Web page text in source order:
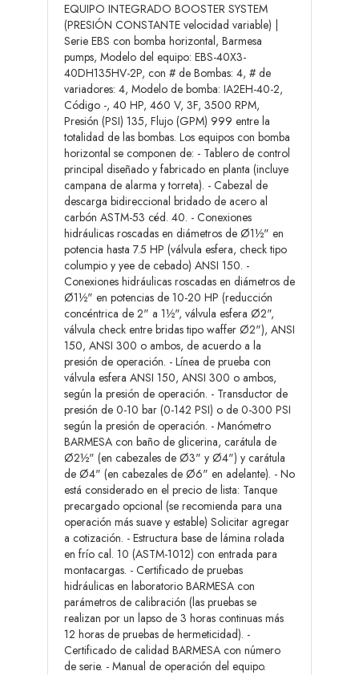
EQUIPO INTEGRADO BOOSTER SYSTEM
(PRESIÓN CONSTANTE velocidad variable) |
Serie EBS con bomba horizontal, Barmesa
pumps, Modelo del equipo: EBS-40X3-
40DH135HV-2P, con # de Bombas: 4, # de
variadores: 4, Modelo de bomba: IA2EH-40-2,
Código -, 40 HP, 460 V, 3F, 3500 RPM,
Presión (PSI) 135, Flujo (GPM) 999 entre la
totalidad de las bombas. Los equipos con bomba
horizontal se componen de: - Tablero de control
principal diseñado y fabricado en planta (incluye
campana de alarma y torreta). - Cabezal de
descarga bidireccional bridado de acero al
carbón ASTM-53 céd. 40. - Conexiones
hidráulicas roscadas en diámetros de Ø1½" en
potencia hasta 7.5 HP (válvula esfera, check tipo
columpio y yee de cebado) ANSI 150. -
Conexiones hidráulicas roscadas en diámetros de
Ø1½" en potencias de 10-20 HP (reducción
concéntrica de 2" a 1½", válvula esfera Ø2",
válvula check entre bridas tipo waffer Ø2"), ANSI
150, ANSI 300 o ambos, de acuerdo a la
presión de operación. - Línea de prueba con
válvula esfera ANSI 150, ANSI 300 o ambos,
según la presión de operación. - Transductor de
presión de 0-10 bar (0-142 PSI) o de 0-300 PSI
según la presión de operación. - Manómetro
BARMESA con baño de glicerina, carátula de
Ø2½" (en cabezales de Ø3" y Ø4") y carátula
de Ø4" (en cabezales de Ø6" en adelante). - No
está considerado en el precio de lista: Tanque
precargado opcional (se recomienda para una
operación más suave y estable) Solicitar agregar
a cotización. - Estructura base de lámina rolada
en frío cal. 10 (ASTM-1012) con entrada para
montacargas. - Certificado de pruebas
hidráulicas en laboratorio BARMESA con
parámetros de calibración (las pruebas se
realizan por un lapso de 3 horas continuas más
12 horas de pruebas de hermeticidad). -
Certificado de calidad BARMESA con número
de serie. - Manual de operación del equipo.